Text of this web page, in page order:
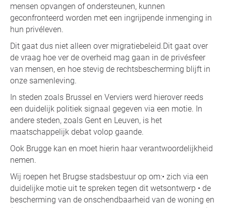
mensen opvangen of ondersteunen, kunnen
geconfronteerd worden met een ingrijpende inmenging in
hun privéleven.
Dit gaat dus niet alleen over migratiebeleid.Dit gaat over
de vraag hoe ver de overheid mag gaan in de privésfeer
van mensen, en hoe stevig de rechtsbescherming blijft in
onze samenleving.
In steden zoals Brussel en Verviers werd hierover reeds
een duidelijk politiek signaal gegeven via een motie. In
andere steden, zoals Gent en Leuven, is het
maatschappelijk debat volop gaande.
Ook Brugge kan en moet hierin haar verantwoordelijkheid
nemen.
Wij roepen het Brugse stadsbestuur op om:• zich via een
duidelijke motie uit te spreken tegen dit wetsontwerp • de
bescherming van de onschendbaarheid van de woning en